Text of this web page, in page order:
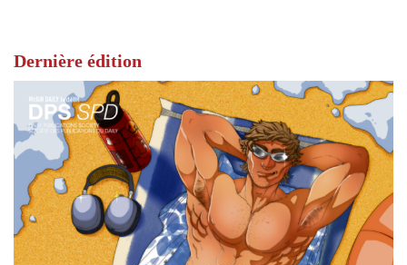
Dernière édition